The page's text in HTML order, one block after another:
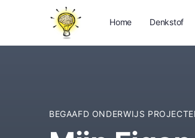
Home Denkstof
BEGAAFD ONDERWIJS